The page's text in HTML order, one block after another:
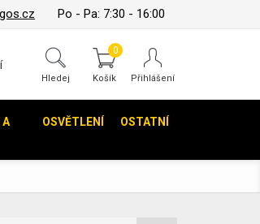
Po - Pa: 7:30 - 16:00
0
Hledej
A
OSVĚTLENÍ OSTATNÍ